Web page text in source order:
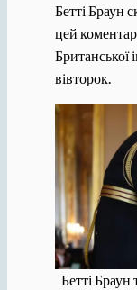
Бетті Браун
цей
Британської
вівторок.
Бетті